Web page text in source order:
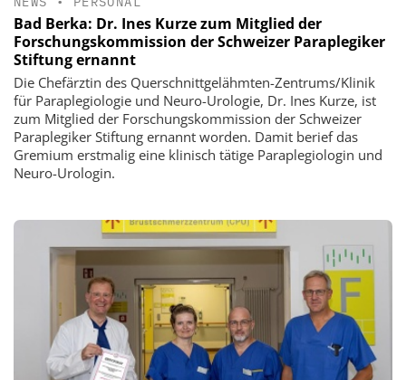
Bad Berka: Dr. Ines Kurze zum Mitglied der
Forschungskommission der Schweizer Paraplegiker
Stiftung ernannt
Die Chefärztin des Querschnittgelähmten-Zentrums/Klinik
für Paraplegiologie und Neuro-Urologie, Dr. Ines Kurze, ist
zum Mitglied der Forschungskommission der Schweizer
Paraplegiker Stiftung ernannt worden. Damit berief das
Gremium erstmalig eine klinisch tätige Paraplegiologin und
Neuro-Urologin.